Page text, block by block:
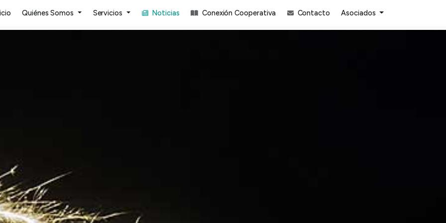
Quiénes Somos Servicios Noticias Conexión Cooperativa Contacto Asociados